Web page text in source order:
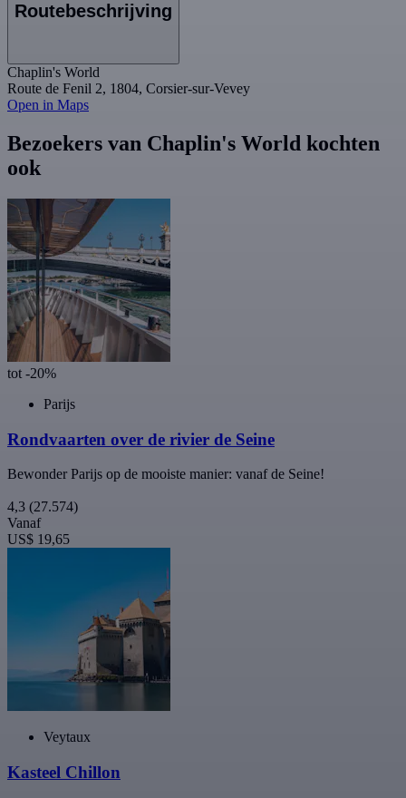
Routebeschrijving
Chaplin's World
Route de Fenil 2, 1804, Corsier-sur-Vevey
Open in Maps
Bezoekers van Chaplin's World kochten
ook
tot -20%
Parijs
Rondvaarten over de rivier de Seine
Bewonder Parijs op de mooiste manier: vanaf de Seine!
4,3 (27.574)
Vanaf
US$ 19,65
Veytaux
Kasteel Chillon